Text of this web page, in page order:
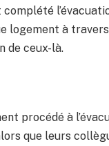
à travers
de ceux-là.
procédé à
que leurs